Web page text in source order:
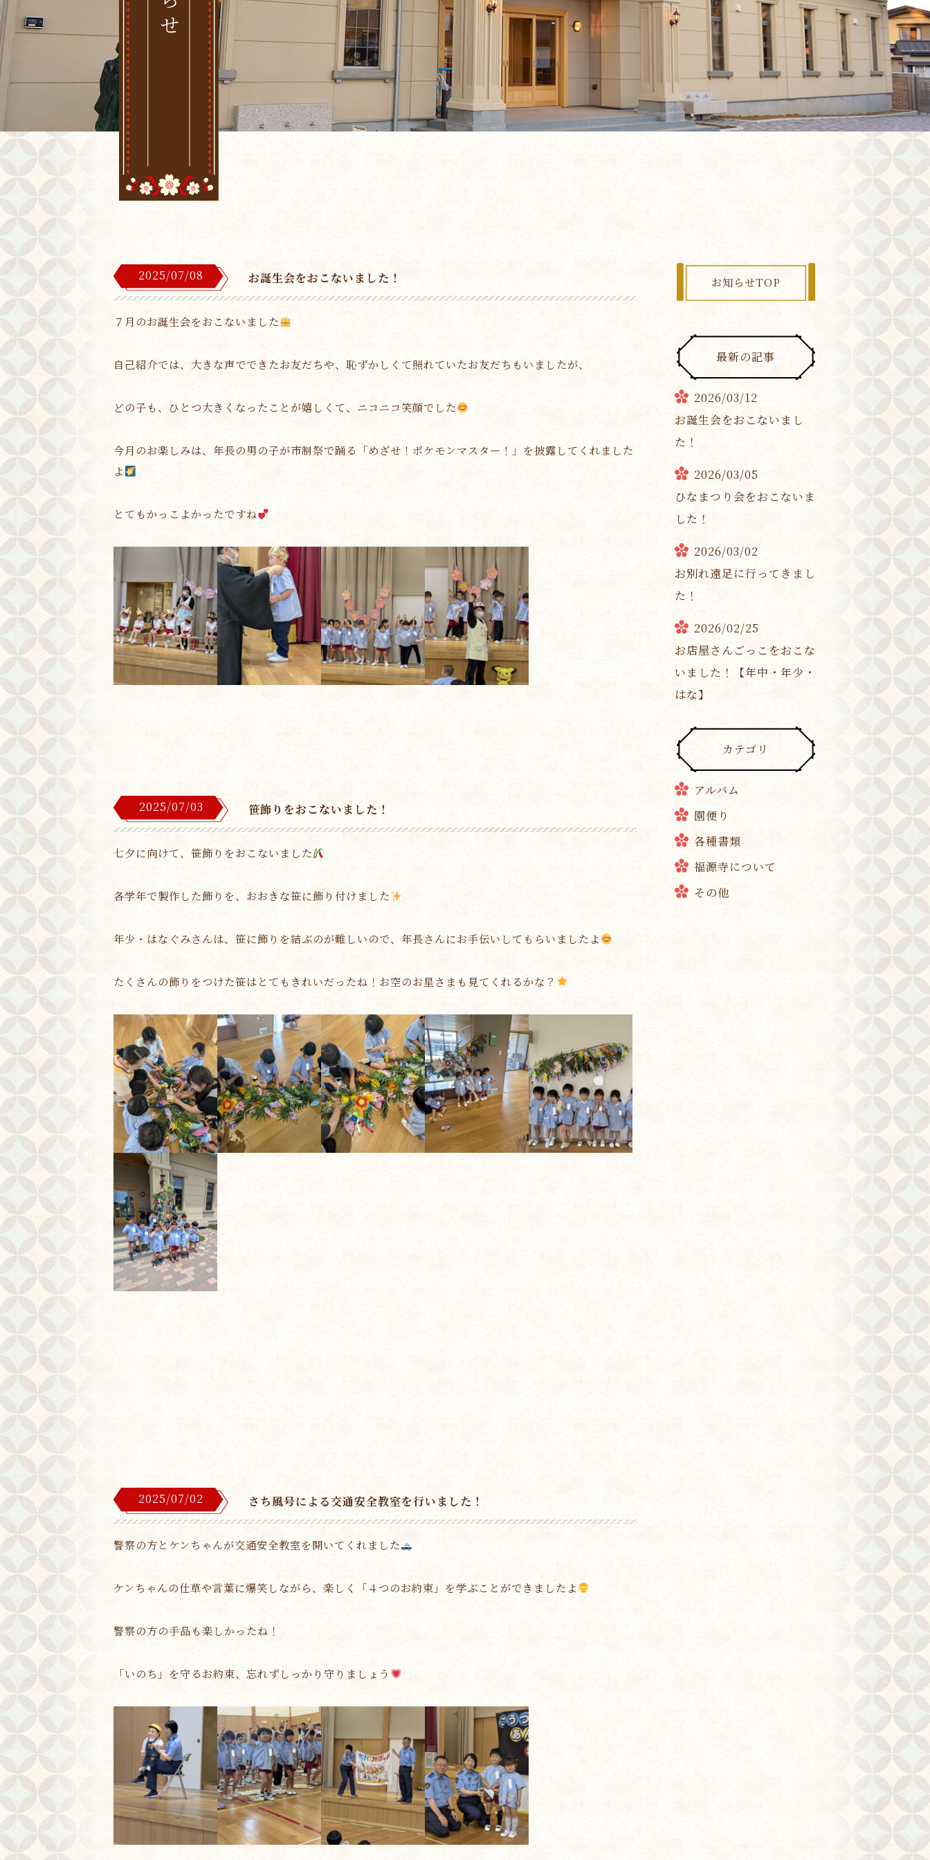
2025/07/08 お誕生会をおこないました！
７月のお誕生会をおこないました
自己紹介では、大きな声でできたお友だちや、恥ずかしくて照れていたお友だちもいましたが、
どの子も、ひとつ大きくなったことが嬉しくて、ニコニコ笑顔でした
今月のお楽しみは、年長の男の子が市制祭で踊る「めざせ！ポケモンマスター！」を披露してくれました
よ
とてもかっこよかったですね
2025/07/03 笹飾りをおこないました！
七夕に向けて、笹飾りをおこないました
各学年で製作した飾りを、おおきな笹に飾り付けました
年少・はなぐみさんは、笹に飾りを結ぶのが難しいので、年長さんにお手伝いしてもらいましたよ
たくさんの飾りをつけた笹はとてもきれいだったね！お空のお星さまも見てくれるかな？
2025/07/02 さち風号による交通安全教室を行いました！
警察の方とケンちゃんが交通安全教室を開いてくれました
ケンちゃんの仕草や言葉に爆笑しながら、楽しく「４つのお約束」を学ぶことができましたよ
警察の方の手品も楽しかったね！
「いのち」を守るお約束、忘れずしっかり守りましょう
お知らせTOP
最新の記事
2026/03/12
お誕生会をおこないまし
た！
2026/03/05
ひなまつり会をおこないま
した！
2026/03/02
お別れ遠足に行ってきまし
た！
2026/02/25
お店屋さんごっこをおこな
いました！【年中・年少・
はな】
カテゴリ
アルバム
園便り
各種書類
福源寺について
その他